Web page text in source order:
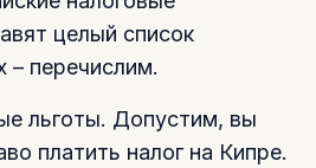
целый список
– перечислим.
льготы. Допустим, вы
платить налог на Кипре.